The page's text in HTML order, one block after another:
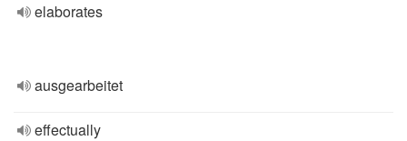
elaborates
ausgearbeitet
effectually